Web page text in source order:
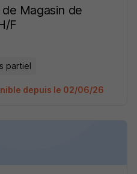
Magasin de
F
partiel
depuis le 02/06/26